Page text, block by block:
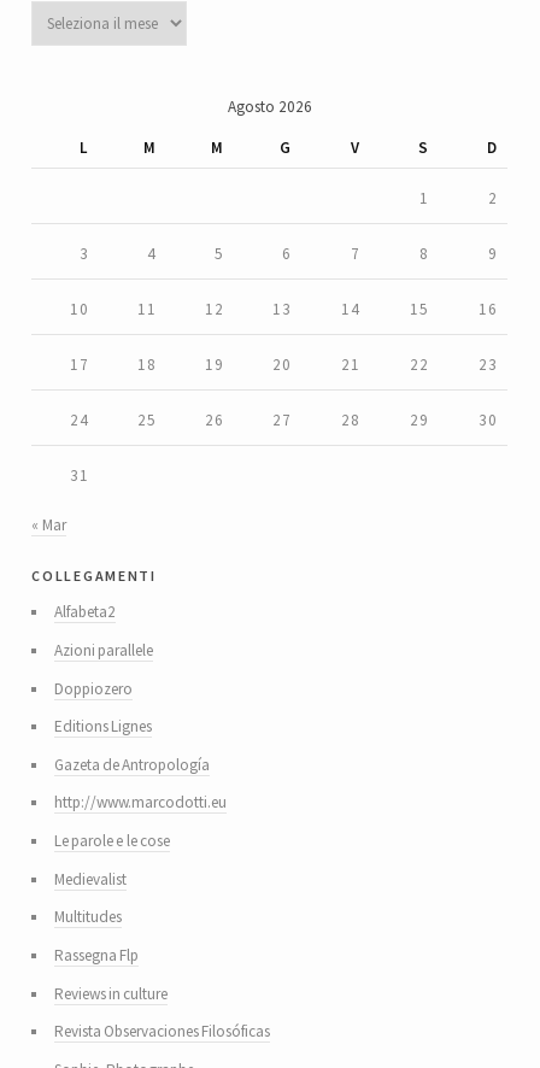
Archivi
Agosto 2026
L
M M G V S D
1 2
3 4 5 6 7 8 9
10 11 12 13 14 15 16
17 18 19 20 21 22 23
24 25 26 27 28 29 30
31
« Mar
collegamenti
Alfabeta2
Azioni parallele
Doppiozero
Editions Lignes
Gazeta de Antropología
http://www.marcodotti.eu
Le parole e le cose
Medievalist
Multitudes
Rassegna Flp
Reviews in culture
Revista Observaciones Filosóficas